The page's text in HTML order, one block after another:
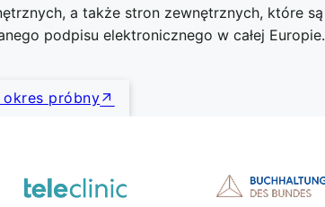
a także stron zewnętrznych, które są
podpisu elektronicznego w całej Europie.
okres próbny